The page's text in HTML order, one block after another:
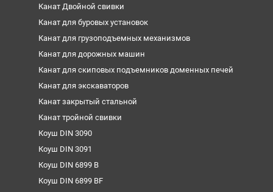
Канат Двойной свивки
Канат для буровых установок
Канат для грузоподъемных механизмов
Канат для дорожных машин
Канат для скиповых подъемников доменных печей
Канат для экскаваторов
Канат закрытый стальной
Канат тройной свивки
Коуш DIN 3090
Коуш DIN 3091
Коуш DIN 6899 B
Коуш DIN 6899 BF